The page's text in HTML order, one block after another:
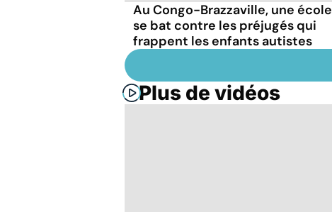
Au Congo-Brazzaville, une école
se bat contre les préjugés qui
frappent les enfants autistes
Plus de vidéos